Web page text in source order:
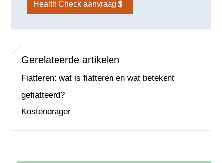
Health Check aanvraag
Gerelateerde artikelen
Fiatteren: wat is fiatteren en wat betekent
gefiatteerd?
Kostendrager